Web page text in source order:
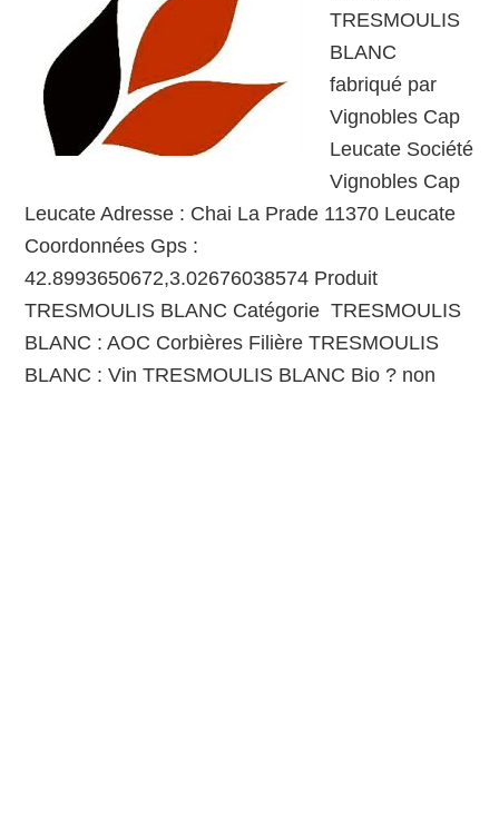
TRESMOULIS
BLANC
fabriqué par
Vignobles Cap
Leucate Société
Vignobles Cap
Leucate Adresse : Chai La Prade 11370 Leucate
Coordonnées Gps :
42.8993650672,3.02676038574 Produit
TRESMOULIS BLANC Catégorie TRESMOULIS
BLANC : AOC Corbières Filière TRESMOULIS
BLANC : Vin TRESMOULIS BLANC Bio ? non